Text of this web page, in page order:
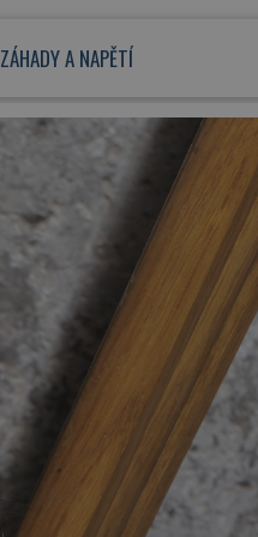
ZÁHADY A NAPĚTÍ